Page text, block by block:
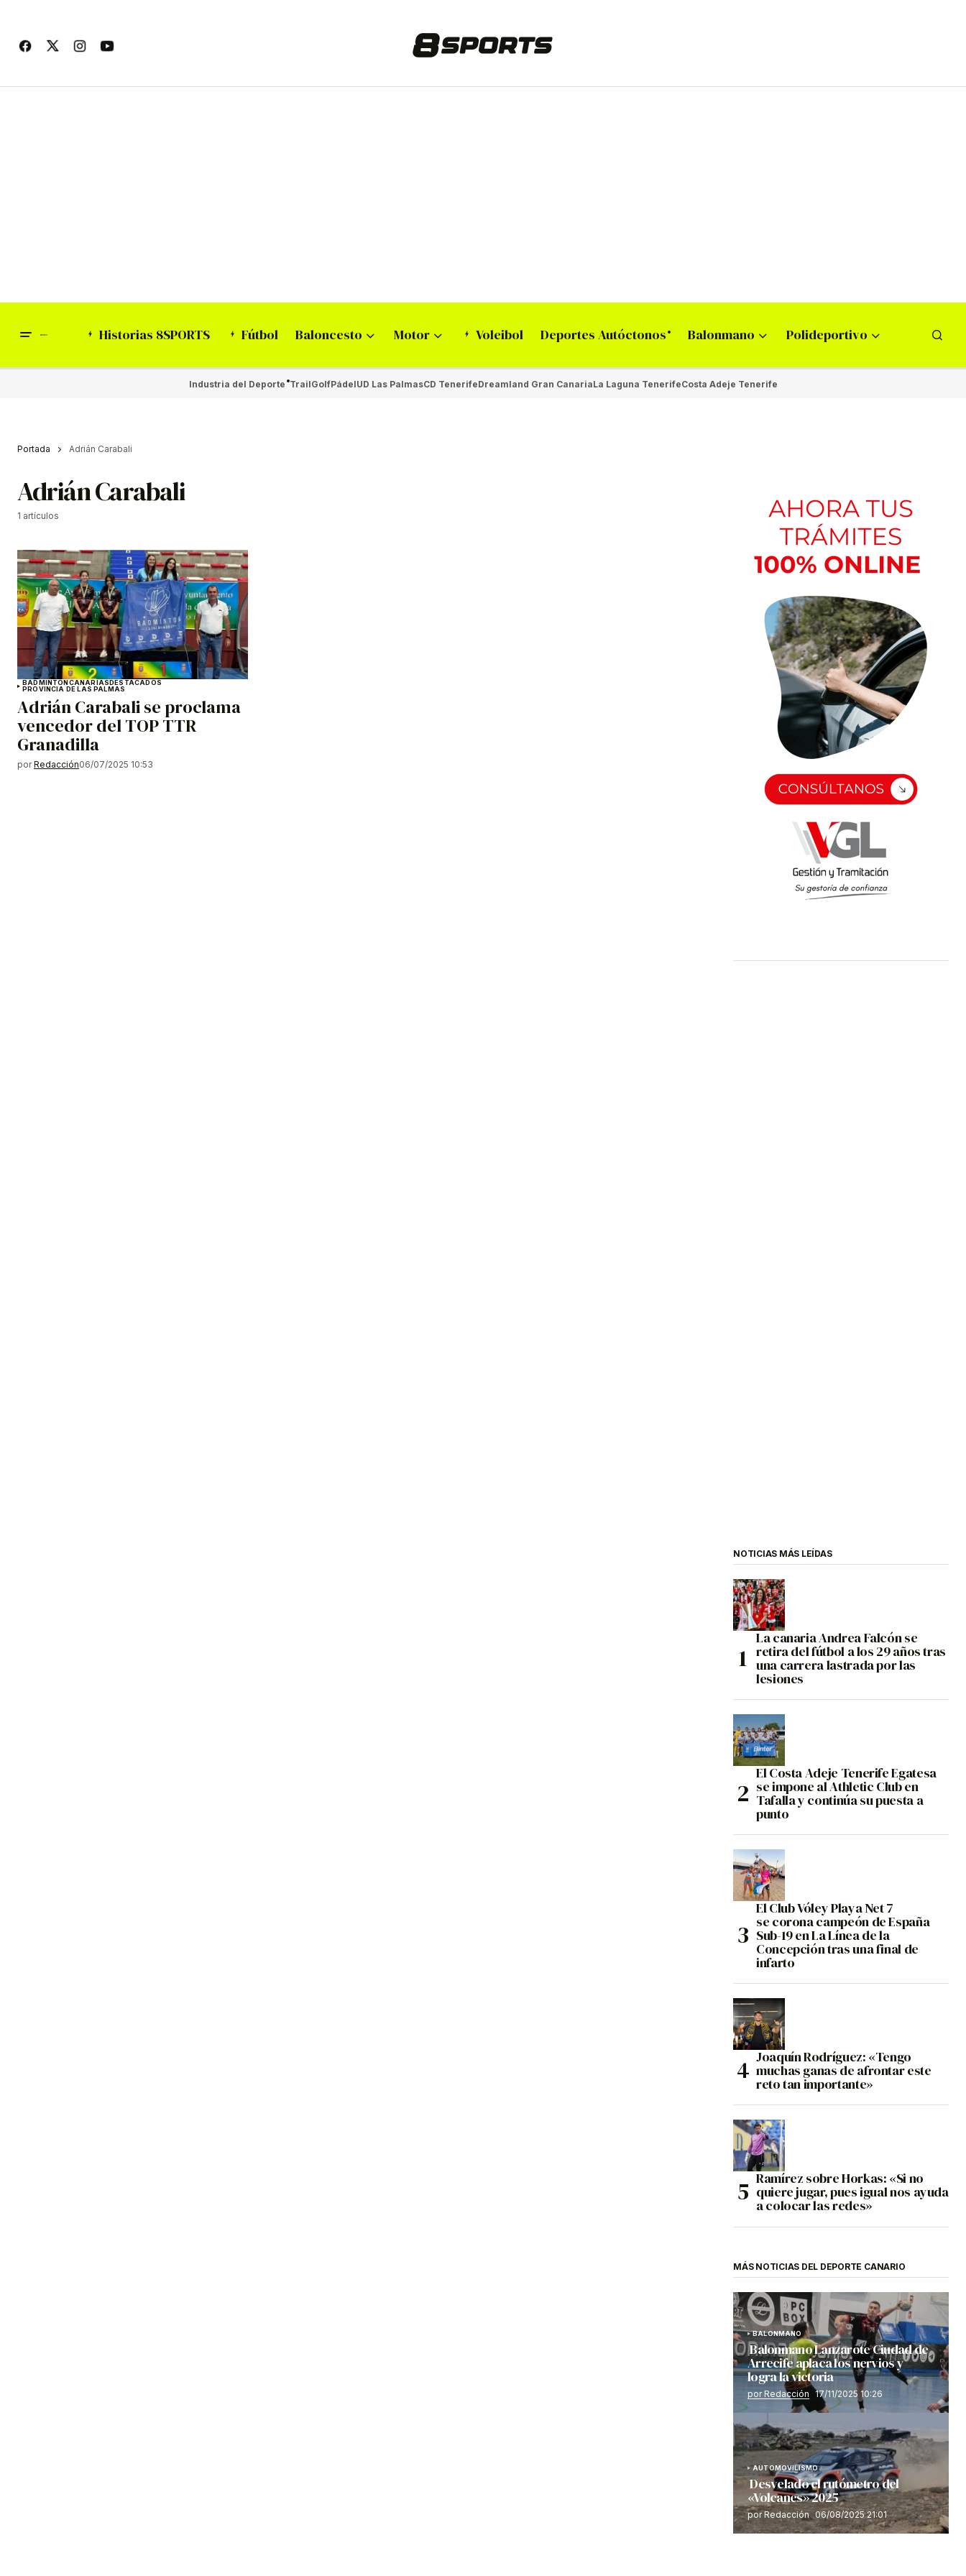
Historias 8SPORTS Fútbol Baloncesto Motor Voleibol Deportes Autóctonos Balonmano Polideportivo
Industria del Deporte TrailGolfPádelUD Las PalmasCD TenerifeDreamland Gran CanariaLa Laguna TenerifeCosta Adeje Tenerife
Portada Adrián Carabali
Adrián Carabali
1 artículos
BADMINTÓNCANARIASDESTACADOS
PROVINCIA DE LAS PALMAS
Adrián Carabali se proclama
vencedor del TOP TTR
Granadilla
por Redacción06/07/2025 10:53
NOTICIAS MÁS LEÍDAS
La canaria Andrea Falcón se
retira del fútbol a los 29 años tras
una carrera lastrada por las
lesiones
El Costa Adeje Tenerife Egatesa
se impone al Athletic Club en
Tafalla y continúa su puesta a
punto
El Club Vóley Playa Net 7
se corona campeón de España
Sub-19 en La Línea de la
Concepción tras una final de
infarto
Joaquín Rodríguez: «Tengo
muchas ganas de afrontar este
reto tan importante»
Ramírez sobre Horkas: «Si no
quiere jugar, pues igual nos ayuda
a colocar las redes»
MÁS NOTICIAS DEL DEPORTE CANARIO
BALONMANO
Balonmano Lanzarote Ciudad de
Arrecife aplaca los nervios y
logra la victoria
por Redacción 17/11/2025 10:26
AUTOMOVILISMO
Desvelado el rutómetro del
«Volcanes» 2025
por Redacción 06/08/2025 21:01